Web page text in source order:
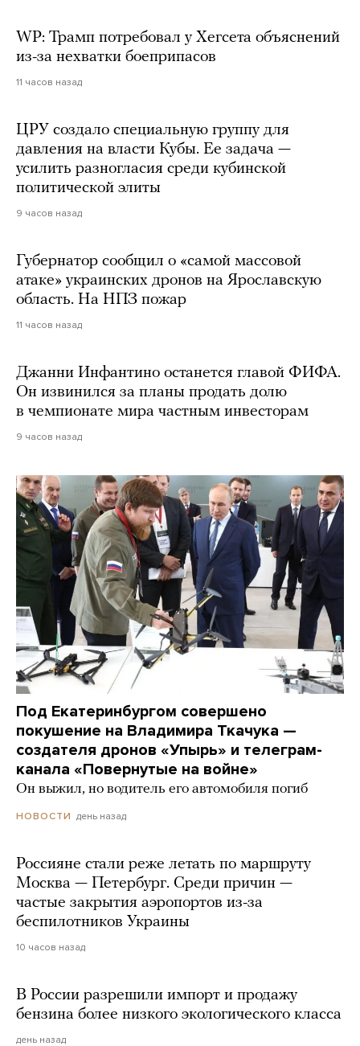
WP: Трамп потребовал у Хегсета объяснений
из-за нехватки боеприпасов
11 часов назад
ЦРУ создало специальную группу для
давления на власти Кубы. Ее задача —
усилить разногласия среди кубинской
политической элиты
9 часов назад
Губернатор сообщил о «самой массовой
атаке» украинских дронов на Ярославскую
область. На НПЗ пожар
11 часов назад
Джанни Инфантино останется главой ФИФА.
Он извинился за планы продать долю
в чемпионате мира частным инвесторам
9 часов назад
Под Екатеринбургом совершено
покушение на Владимира Ткачука —
создателя дронов «Упырь» и телеграм-
канала «Повернутые на войне»
Он выжил, но водитель его автомобиля погиб
НОВОСТИ день назад
Россияне стали реже летать по маршруту
Москва — Петербург. Среди причин —
частые закрытия аэропортов из-за
беспилотников Украины
10 часов назад
В России разрешили импорт и продажу
бензина более низкого экологического класса
день назад